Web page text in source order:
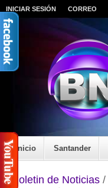
INICIAR SESIÓN CORREO
Inicio Santander
Boletin de Noticias /